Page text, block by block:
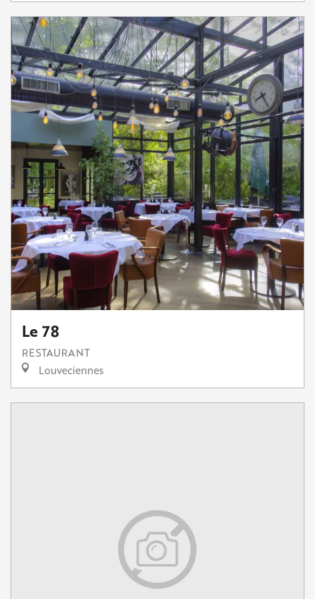
Le 78
RESTAURANT
Louveciennes